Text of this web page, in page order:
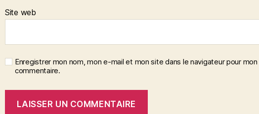
Site web
Enregistrer mon nom, mon e-mail et mon site dans le navigateur pour mon
commentaire.